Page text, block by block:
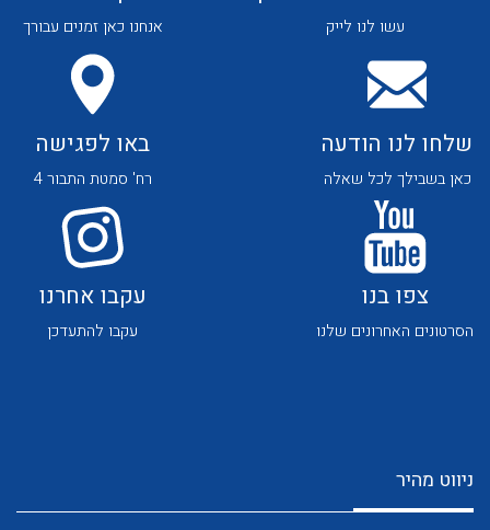
לכל מוצרי היצרן לכל מוצרי היצרן
לכל מוצרי היצרן לכל מוצרי היצרן
עשו לנו לייק אנחנו כאן זמנים עבורך
שלחו לנו הודעה
כאן בשבילך לכל שאלה
באו לפגישה
רח' סמטת התבור 4
צפו בנו
הסרטונים האחרונים שלנו
עקבו אחרנו
עקבו להתעדכן
ניווט מהיר